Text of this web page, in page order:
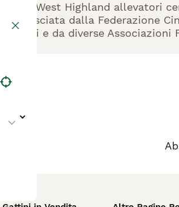
Gli West Highland allevatori
rilasciata dalla Federazione
cani e da diverse